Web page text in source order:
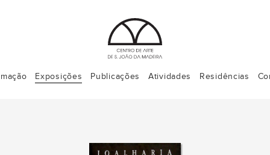
Exposições Publicações Atividades Residências